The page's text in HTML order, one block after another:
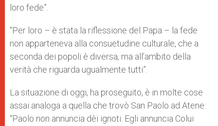
loro fede”.
“Per loro – è stata la riflessione del Papa – la fede
non apparteneva alla consuetudine culturale, che a
seconda dei popoli è diversa, ma all’ambito della
verità che riguarda ugualmente tutti”.
La situazione di oggi, ha proseguito, è in molte cose
assai analoga a quella che trovò San Paolo ad Atene:
“Paolo non annuncia dèi ignoti. Egli annuncia Colui